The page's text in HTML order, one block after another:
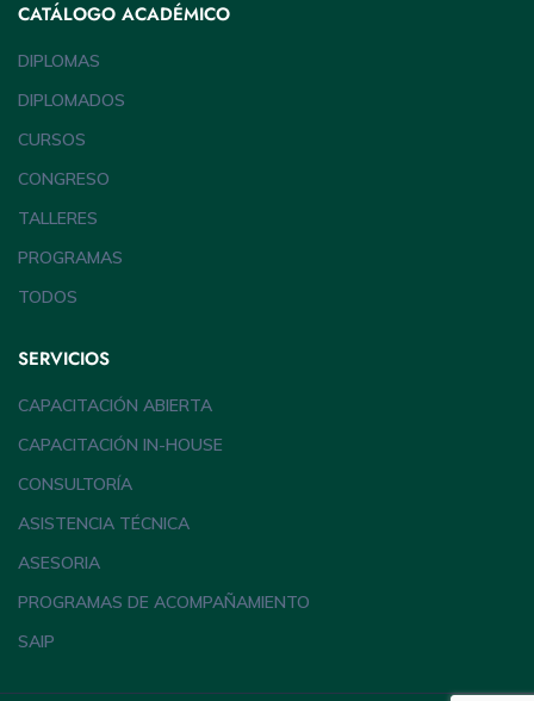
CATÁLOGO ACADÉMICO
DIPLOMAS
DIPLOMADOS
CURSOS
CONGRESO
TALLERES
PROGRAMAS
TODOS
SERVICIOS
CAPACITACIÓN ABIERTA
CAPACITACIÓN IN-HOUSE
CONSULTORÍA
ASISTENCIA TÉCNICA
ASESORIA
PROGRAMAS DE ACOMPAÑAMIENTO
SAIP